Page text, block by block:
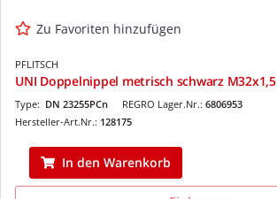
Zu Favoriten hinzufügen
PFLITSCH
UNI Doppelnippel metrisch schwarz M32x1,5
REGRO Lager.Nr.: 6806953
Type: DN 23255PCn
Hersteller-Art.Nr.: 128175
In den Warenkorb